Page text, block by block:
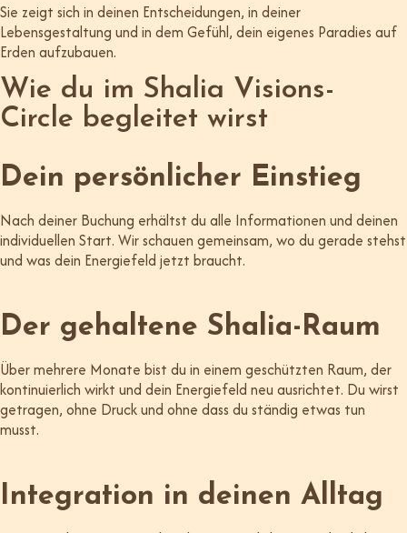
Sie zeigt sich in deinen Entscheidungen, in deiner
Lebensgestaltung und in dem Gefühl, dein eigenes Paradies auf
Erden aufzubauen.
Wie du im Shalia Visions-
Circle begleitet wirst
Dein persönlicher Einstieg
Nach deiner Buchung erhältst du alle Informationen und deinen
individuellen Start. Wir schauen gemeinsam, wo du gerade stehst
und was dein Energiefeld jetzt braucht.
Der gehaltene Shalia-Raum
Über mehrere Monate bist du in einem geschützten Raum, der
kontinuierlich wirkt und dein Energiefeld neu ausrichtet. Du wirst
getragen, ohne Druck und ohne dass du ständig etwas tun
musst.
Integration in deinen Alltag